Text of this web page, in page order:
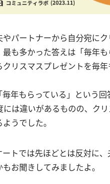
やパートナーから自分宛に
も多かった答えは「毎年
リスマスプレゼントを毎
年もらっている」という
には違いがあるものの、ク
うでした。
ートでは先ほどとは反対に
お聞きしてみましたよ。